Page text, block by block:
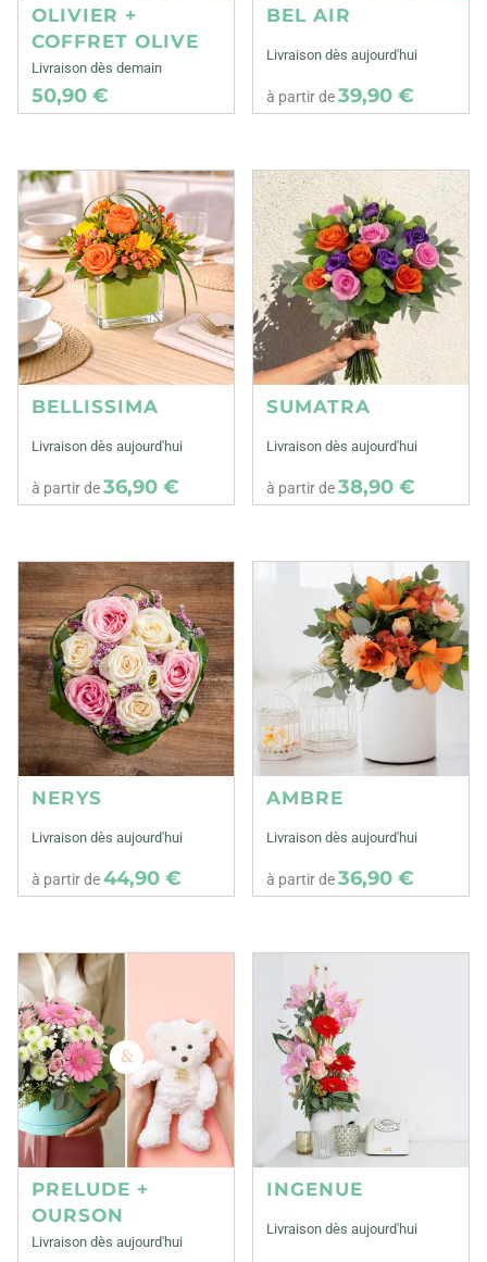
OLIVIER +
COFFRET OLIVE
Livraison dès demain
50,90 €
BEL AIR
Livraison dès aujourd'hui
à partir de39,90 €
BELLISSIMA
Livraison dès aujourd'hui
à partir de36,90 €
SUMATRA
Livraison dès aujourd'hui
à partir de38,90 €
NERYS
Livraison dès aujourd'hui
à partir de44,90 €
AMBRE
Livraison dès aujourd'hui
à partir de36,90 €
PRELUDE +
OURSON
Livraison dès aujourd'hui
INGENUE
Livraison dès aujourd'hui